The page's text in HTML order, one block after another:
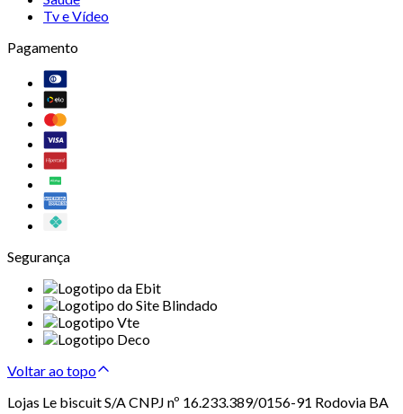
Tv e Vídeo
Pagamento
Segurança
Voltar ao topo
Lojas Le biscuit S/A CNPJ nº 16.233.389/0156-91 Rodovia BA